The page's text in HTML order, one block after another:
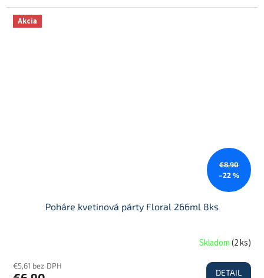
Akcia
€8,90
–22 %
Poháre kvetinová párty Floral 266ml 8ks
Skladom(2 ks)
€5,61 bez DPH
DETAIL